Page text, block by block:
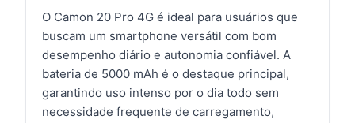
O Camon 20 Pro 4G é ideal para usuários que
buscam um smartphone versátil com bom
desempenho diário e autonomia confiável. A
bateria de 5000 mAh é o destaque principal,
garantindo uso intenso por o dia todo sem
necessidade frequente de carregamento,